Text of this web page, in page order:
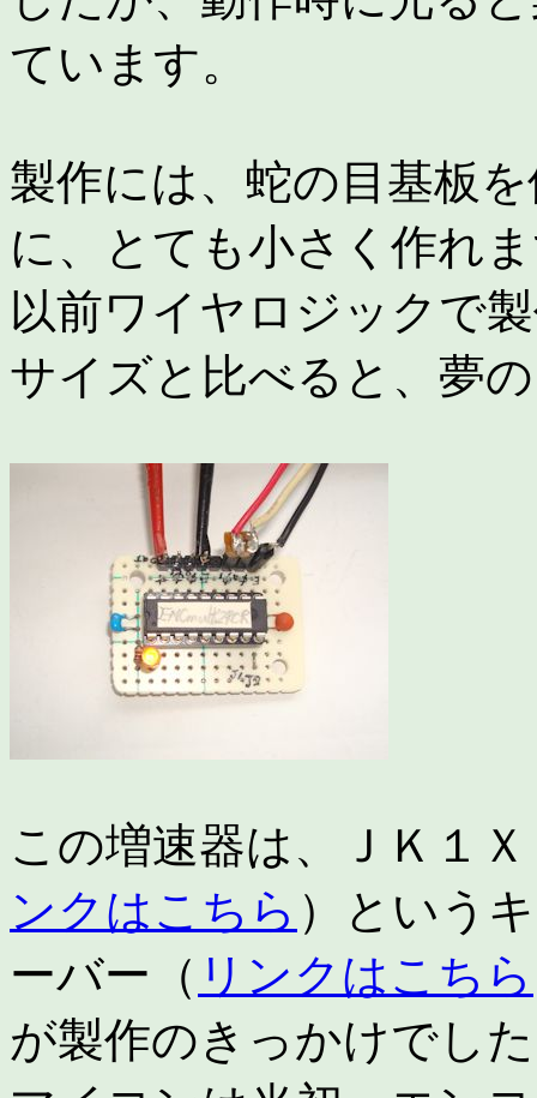
ています。
製作には、蛇の目基板
に、とても小さく作れ
以前ワイヤロジックで
サイズと比べると、夢
この増速器は、ＪＫ１
ンクはこちら ）という
ーバー（ リンクはこちら
が製作のきっかけでし